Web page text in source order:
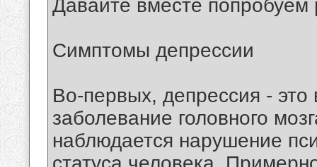
Давайте вместе попробуем
Симптомы депрессии
Во-первых, депрессия - это
заболевание головного
наблюдается нарушение